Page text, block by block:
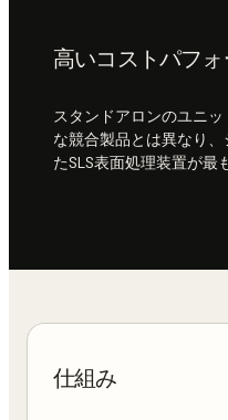
高いコストパフ
スタンドアロンのユニ
な競合製品とは異なり
たSLS表面処理装置が最
仕組み